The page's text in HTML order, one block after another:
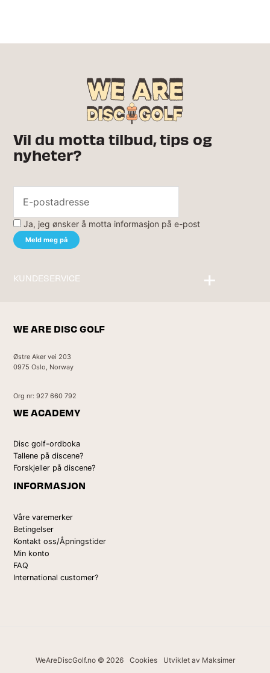
Vil du motta tilbud, tips og
nyheter?
Ja, jeg ønsker å motta informasjon på e-post
KUNDESERVICE
WE ARE DISC GOLF
Østre Aker vei 203
0975 Oslo, Norway
Org nr: 927 660 792
WE ACADEMY
Disc golf-ordboka
Tallene på discene?
Forskjeller på discene?
INFORMASJON
Våre varemerker
Betingelser
Kontakt oss/Åpningstider
Min konto
FAQ
International customer?
WeAreDiscGolf.no © 2026 Cookies Utviklet av Maksimer